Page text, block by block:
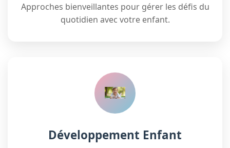
Approches bienveillantes pour gérer les défis du
quotidien avec votre enfant.
Développement Enfant